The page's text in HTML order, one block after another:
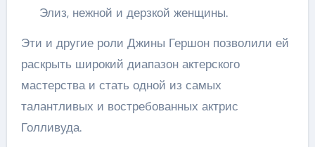
Элиз, нежной и дерзкой женщины.
Эти и другие роли Джины Гершон позволили ей
раскрыть широкий диапазон актерского
мастерства и стать одной из самых
талантливых и востребованных актрис
Голливуда.